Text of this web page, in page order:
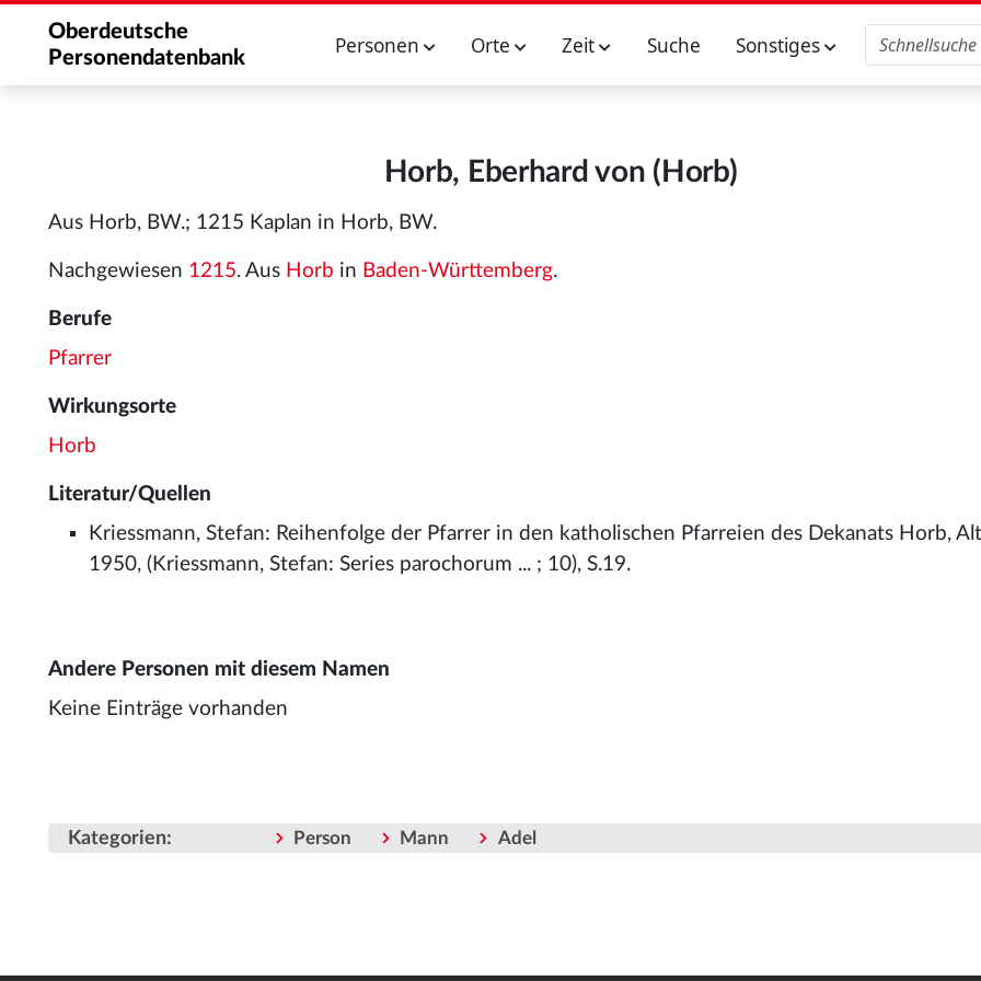
Oberdeutsche
Personendatenbank
Personen Orte Zeit Suche Sonstiges
Horb, Eberhard von (Horb)
Aus Horb, BW.; 1215 Kaplan in Horb, BW.
Nachgewiesen 1215. Aus Horb in Baden-Württemberg.
Berufe
Pfarrer
Wirkungsorte
Horb
Literatur/Quellen
Kriessmann, Stefan: Reihenfolge der Pfarrer in den katholischen Pfarreien des Dekanats Horb,
1950, (Kriessmann, Stefan: Series parochorum ... ; 10), S.19.
Andere Personen mit diesem Namen
Keine Einträge vorhanden
Kategorien: Person Mann Adel